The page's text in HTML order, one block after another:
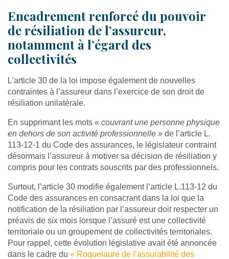
Encadrement renforcé du pouvoir
de résiliation de l’assureur,
notamment à l’égard des
collectivités
L’article 30 de la loi impose également de nouvelles
contraintes à l’assureur dans l’exercice de son droit de
résiliation unilatérale.
En supprimant les mots « couvrant une personne physique
en dehors de son activité professionnelle » de l’article L.
113-12-1 du Code des assurances, le législateur contraint
désormais l’assureur à motiver sa décision de résiliation y
compris pour les contrats souscrits par des professionnels.
Surtout, l’article 30 modifie également l’article L.113-12 du
Code des assurances en consacrant dans la loi que la
notification de la résiliation par l’assureur doit respecter un
préavis de six mois lorsque l’assuré est une collectivité
territoriale ou un groupement de collectivités territoriales.
Pour rappel, cette évolution législative avait été annoncée
dans le cadre du « Roquelaure de l’assurabilité des